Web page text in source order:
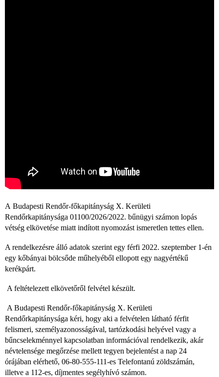
A Budapesti Rendőr-főkapitányság X. Kerületi
Rendőrkapitánysága 01100/2026/2022. bűnügyi számon lopás
vétség elkövetése miatt indított nyomozást ismeretlen tettes ellen.
A rendelkezésre álló adatok szerint egy férfi 2022. szeptember 1-én
egy kőbányai bölcsőde műhelyéből ellopott egy nagyértékű ​
kerékpárt.
A feltételezett elkövetőről felvétel készült.
A Budapesti Rendőr-főkapitányság X. Kerületi
Rendőrkapitánysága kéri, hogy aki a felvételen látható férfit
felismeri, személyazonosságával, tartózkodási helyével vagy a
bűncselekménnyel kapcsolatban információval rendelkezik, akár
névtelensége megőrzése mellett tegyen bejelentést a nap 24
órájában elérhető, 06-80-555-111-es Telefontanú zöldszámán,
illetve a 112-es, díjmentes segélyhívó számon.